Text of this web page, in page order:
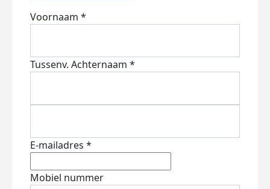
Voornaam *
Tussenv. Achternaam *
E-mailadres *
Mobiel nummer